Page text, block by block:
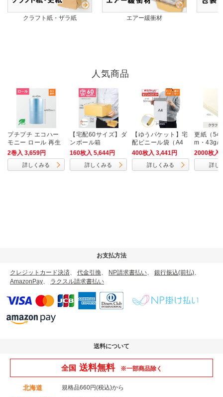
クラフト紙・ザラ紙 エアー緩衝材
人気商品
プチプチ エコハー
モニー ロール 再生
原料（幅600mm×4
2m巻・H37）
2巻入 3,659円
詳しくみる
【宅配60サイズ】ダ
ンボール箱
160枚入 5,644円
詳しくみる
【ゆうパケット】宅
配ビニール袋（A4
サイズ）
400枚入 3,441円
詳しくみる
更紙（
m・43g/
2000枚入
詳し
お支払方法
クレジットカード決済、 代金引換、 NP請求書払い、 銀行振込(前払)、
AmazonPay、 ラクスル請求書払い
送料について
全国 送料無料 ※一部商品除く
北海道 規格品660円(税込)から